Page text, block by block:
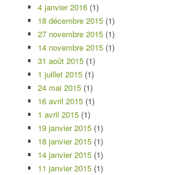
4 janvier 2016 (1)
18 décembre 2015 (1)
27 novembre 2015 (1)
14 novembre 2015 (1)
31 août 2015 (1)
1 juillet 2015 (1)
24 mai 2015 (1)
16 avril 2015 (1)
1 avril 2015 (1)
19 janvier 2015 (1)
18 janvier 2015 (1)
14 janvier 2015 (1)
11 janvier 2015 (1)